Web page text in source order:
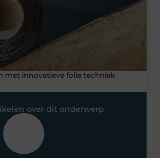
met innovatieve folie techniek
over dit onderwerp